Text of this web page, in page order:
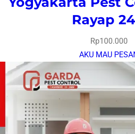
Rayap
Rp100.000
AKU MAU